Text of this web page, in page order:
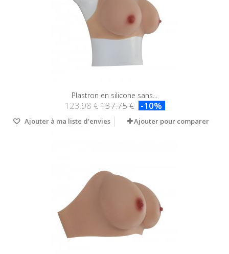
Plastron en silicone sans...
123.98 €137.75 € -10%
Ajouter à ma liste d'envies Ajouter pour comparer